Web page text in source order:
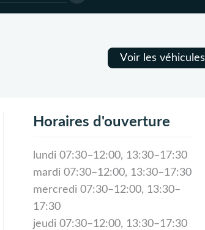
Voir les véhicules
Horaires d'ouverture
lundi 07:30–12:00, 13:30–17:30
mardi 07:30–12:00, 13:30–17:30
mercredi 07:30–12:00, 13:30–
17:30
jeudi 07:30–12:00, 13:30–17:30